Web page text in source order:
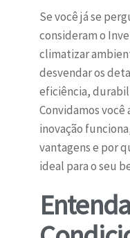
Se você já se
consideram o
climatizar
desvendar os
eficiência,
Convidamos você
inovação
vantagens e por
ideal para o seu